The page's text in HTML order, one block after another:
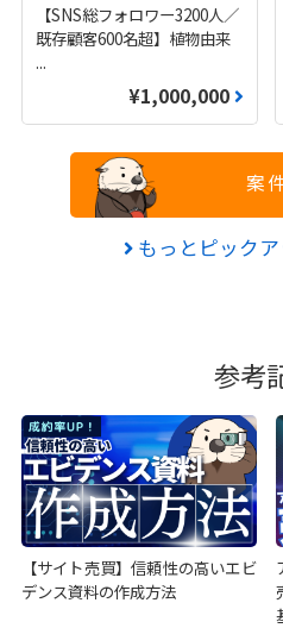
【SNS総フォロワー3200人／
既存顧客600名超】植物由来
...
¥1,000,000
案
もっとピック
参考
【サイト売買】信頼性の高いエビ
デンス資料の作成方法